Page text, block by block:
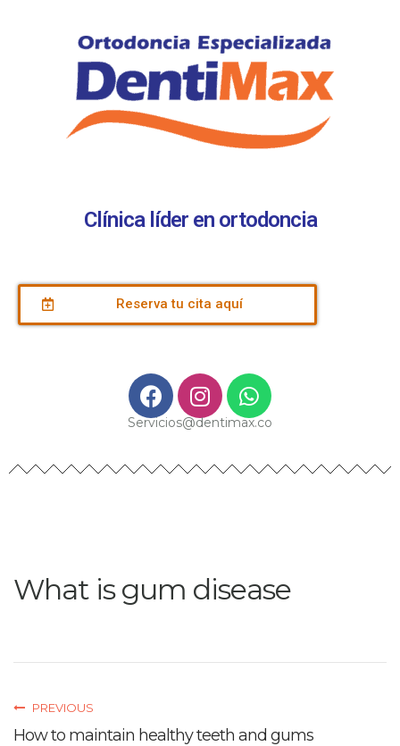
Clínica líder en ortodoncia
Reserva tu cita aquí
Servicios@dentimax.co
What is gum disease
PREVIOUS
How to maintain healthy teeth and gums